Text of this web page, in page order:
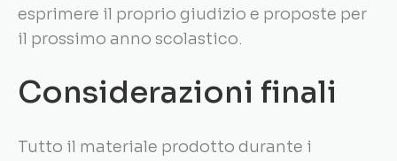
esprimere il proprio giudizio e proposte per
il prossimo anno scolastico.
Considerazioni finali
Tutto il materiale prodotto durante i